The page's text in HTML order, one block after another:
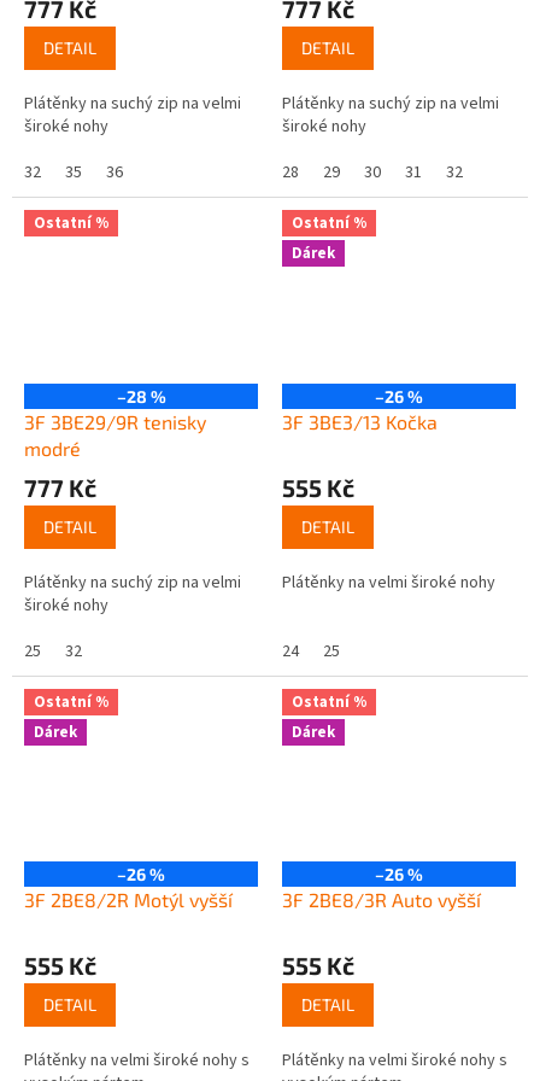
777 Kč
DETAIL
Plátěnky na suchý zip na velmi
široké nohy
32
35 36
777 Kč
DETAIL
Plátěnky na suchý zip na velmi
široké nohy
28
29 30 31 32
Ostatní %
–28 %
3F 3BE29/9R tenisky
modré
777 Kč
DETAIL
Plátěnky na suchý zip na velmi
široké nohy
25
32
Ostatní %
Dárek
–26 %
3F 3BE3/13 Kočka
555 Kč
DETAIL
Plátěnky na velmi široké nohy
24 25
Ostatní %
Dárek
–26 %
3F 2BE8/2R Motýl vyšší
555 Kč
DETAIL
Plátěnky na velmi široké nohy s
Ostatní %
Dárek
–26 %
3F 2BE8/3R Auto vyšší
555 Kč
DETAIL
Plátěnky na velmi široké nohy s